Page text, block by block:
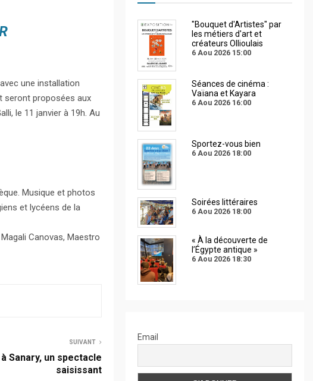
une installation
seront proposées aux
le 11 janvier à 19h. Au
Musique et photos
et lycéens de la
Canovas, Maestro
SUIVANT
Sanary, un spectacle
saisissant
"Bouquet d'Artistes" par
les métiers d'art et
créateurs Ollioulais
6 Aou 2026 15:00
Séances de cinéma :
Vaïana et Kayara
6 Aou 2026 16:00
Sportez-vous bien
6 Aou 2026 18:00
Soirées littéraires
6 Aou 2026 18:00
« À la découverte de
l’Égypte antique »
6 Aou 2026 18:30
Email